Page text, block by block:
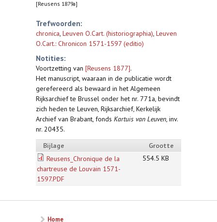
[Reusens 1879a]
Trefwoorden:
chronica, Leuven O.Cart. (historiographia), Leuven
O.Cart.: Chronicon 1571-1597 (editio)
Notities:
Voortzetting van [Reusens 1877].
Het manuscript, waaraan in de publicatie wordt
gerefereerd als bewaard in het Algemeen
Rijksarchief te Brussel onder het nr. 771a, bevindt
zich heden te Leuven, Rijksarchief, Kerkelijk
Archief van Brabant, fonds Kartuis van Leuven, inv.
nr. 20435.
Bijlage
Grootte
Reusens_Chronique de la
chartreuse de Louvain 1571-
1597.PDF
554.5 KB
Home